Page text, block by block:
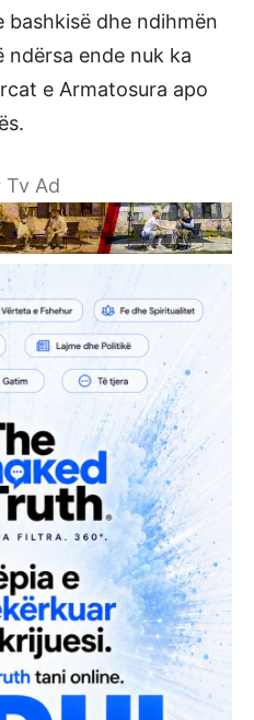
dhe ndihmën
ndërsa ende nuk ka
e Armatosura apo
Tv Ad